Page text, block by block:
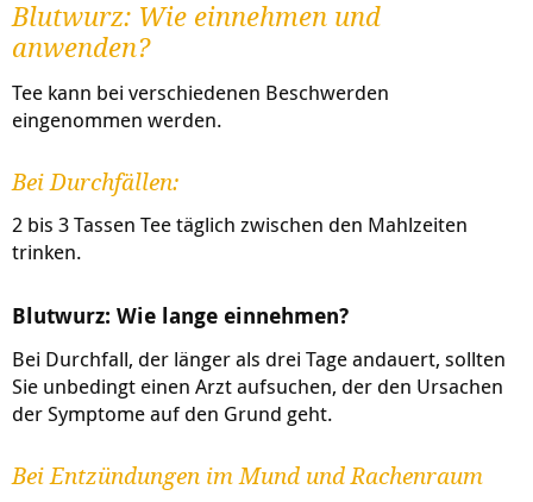
Blutwurz: Wie einnehmen und
anwenden?
Tee kann bei verschiedenen Beschwerden
eingenommen werden.
Bei Durchfällen:
2 bis 3 Tassen Tee täglich zwischen den Mahlzeiten
trinken.
Blutwurz: Wie lange einnehmen?
Bei Durchfall, der länger als drei Tage andauert, sollten
Sie unbedingt einen Arzt aufsuchen, der den Ursachen
der Symptome auf den Grund geht.
Bei Entzündungen im Mund und Rachenraum